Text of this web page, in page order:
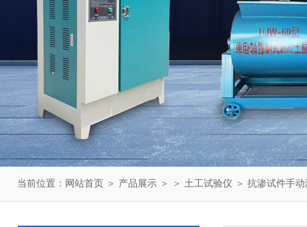
当前位置： 网站首页 ＞ 产品展示 ＞ ＞ 土工试验仪 ＞ 抗渗试件手